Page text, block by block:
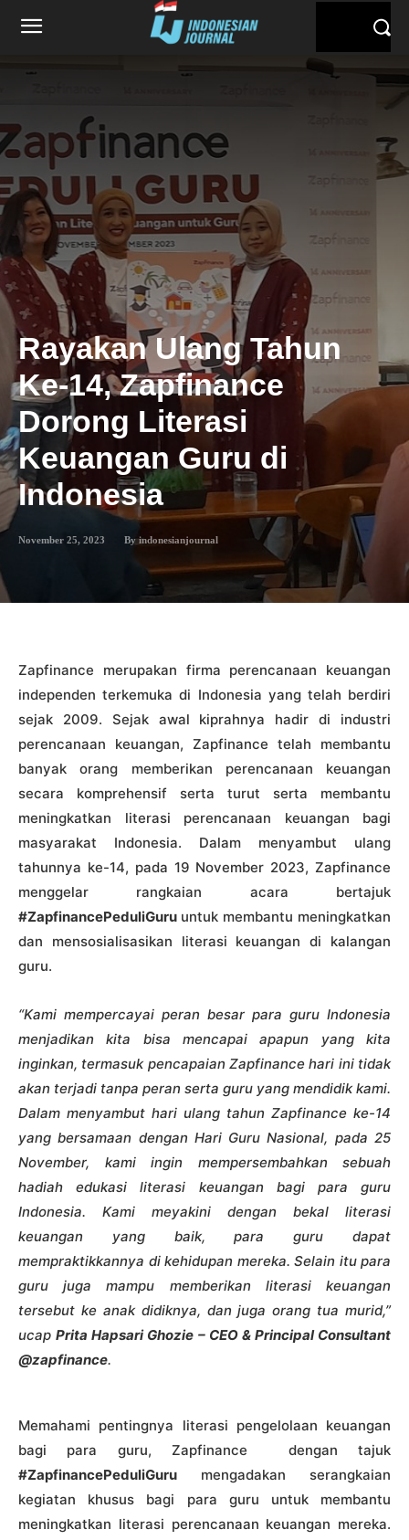
Rayakan Ulang Tahun
Ke-14, Zapfinance
Dorong Literasi
Keuangan Guru di
Indonesia
November 25, 2023 By indonesianjournal
Zapfinance merupakan firma perencanaan keuangan
independen terkemuka di Indonesia yang telah berdiri
sejak 2009. Sejak awal kiprahnya hadir di industri
perencanaan keuangan, Zapfinance telah membantu
banyak orang memberikan perencanaan keuangan
secara komprehensif serta turut serta membantu
meningkatkan literasi perencanaan keuangan bagi
masyarakat Indonesia. Dalam menyambut ulang
tahunnya ke-14, pada 19 November 2023, Zapfinance
menggelar rangkaian acara bertajuk
#ZapfinancePeduliGuru untuk membantu meningkatkan
dan mensosialisasikan literasi keuangan di kalangan
guru.
“Kami mempercayai peran besar para guru Indonesia
menjadikan kita bisa mencapai apapun yang kita
inginkan, termasuk pencapaian Zapfinance hari ini tidak
akan terjadi tanpa peran serta guru yang mendidik kami.
Dalam menyambut hari ulang tahun Zapfinance ke-14
yang bersamaan dengan Hari Guru Nasional, pada 25
November, kami ingin mempersembahkan sebuah
hadiah edukasi literasi keuangan bagi para guru
Indonesia. Kami meyakini dengan bekal literasi
keuangan yang baik, para guru dapat
mempraktikkannya di kehidupan mereka. Selain itu para
guru juga mampu memberikan literasi keuangan
tersebut ke anak didiknya, dan juga orang tua murid,”
ucapPrita Hapsari Ghozie – CEO & Principal Consultant
@zapfinance.
Memahami pentingnya literasi pengelolaan keuangan
bagi para guru, Zapfinance dengan tajuk
#ZapfinancePeduliGuru mengadakan serangkaian
kegiatan khusus bagi para guru untuk membantu
meningkatkan literasi perencanaan keuangan mereka.